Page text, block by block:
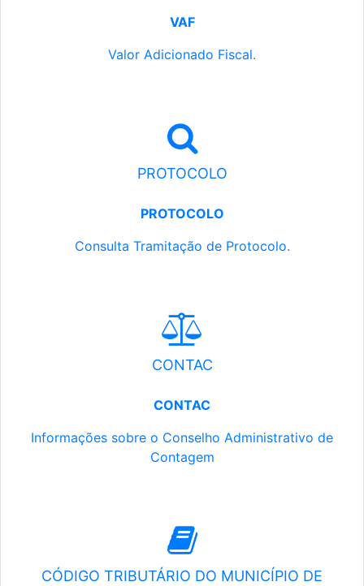
VAF
Valor Adicionado Fiscal.
PROTOCOLO
PROTOCOLO
Consulta Tramitação de Protocolo.
CONTAC
CONTAC
Informações sobre o Conselho Administrativo de
Contagem
CÓDIGO TRIBUTÁRIO DO MUNICÍPIO DE